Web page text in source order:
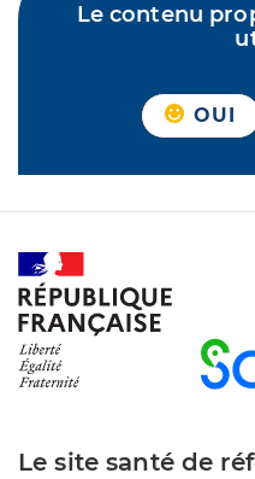
Le contenu
OUI
Le site santé de